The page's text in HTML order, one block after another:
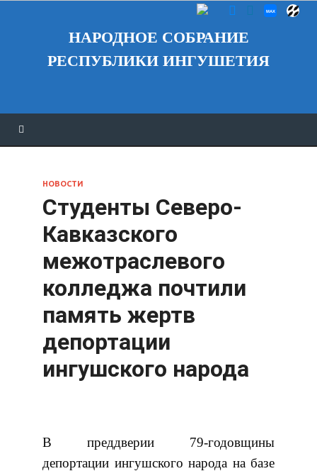
НАРОДНОЕ СОБРАНИЕ
РЕСПУБЛИКИ ИНГУШЕТИЯ
НОВОСТИ
Студенты Северо-
Кавказского
межотраслевого
колледжа почтили
память жертв
депортации
ингушского народа
В преддверии 79-годовщины
депортации ингушского народа на базе